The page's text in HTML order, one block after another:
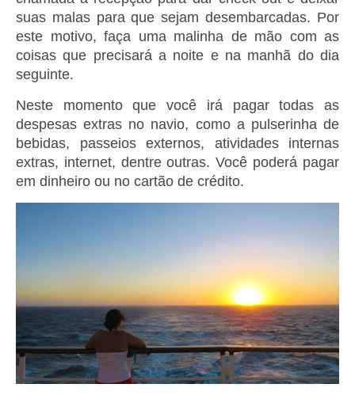
suas malas para que sejam desembarcadas. Por
este motivo, faça uma malinha de mão com as
coisas que precisará a noite e na manhã do dia
seguinte.
Neste momento que você irá pagar todas as
despesas extras no navio, como a pulserinha de
bebidas, passeios externos, atividades internas
extras, internet, dentre outras. Você poderá pagar
em dinheiro ou no cartão de crédito.